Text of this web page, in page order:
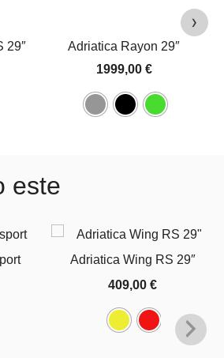
29″
Adriatica Rayon 29″
1999,00 €
›
este
Adriatica Wing RS 29″
409,00€